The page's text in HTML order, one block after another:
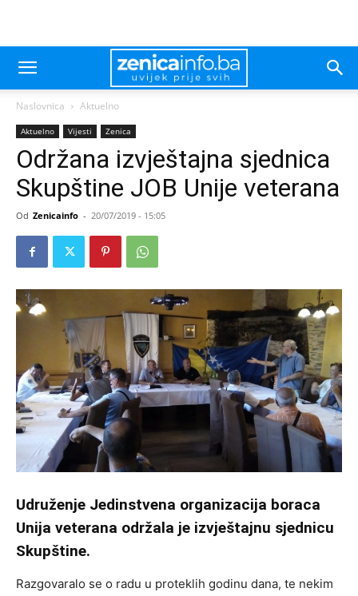
Naslovnica Aktuelno
Aktuelno Vijesti Zenica
Održana izvještajna sjednica
Skupštine JOB Unije veterana
Od Zenicainfo - 20/07/2019 - 15:05
Udruženje Jedinstvena organizacija boraca
Unija veterana održala je izvještajnu sjednicu
Skupštine.
Razgovaralo se o radu u proteklih godinu dana, te nekim